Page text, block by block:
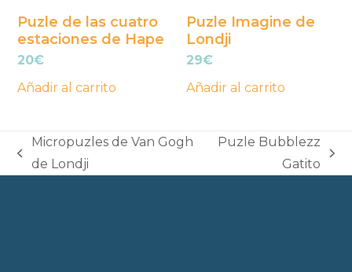
Puzle de las cuatro
estaciones de Hape
20€
Añadir al carrito
Puzle Imagine de
Londji
29€
Añadir al carrito
previous
Micropuzles de Van Gogh
de Londji
Puzle Bubblezz
Gatito